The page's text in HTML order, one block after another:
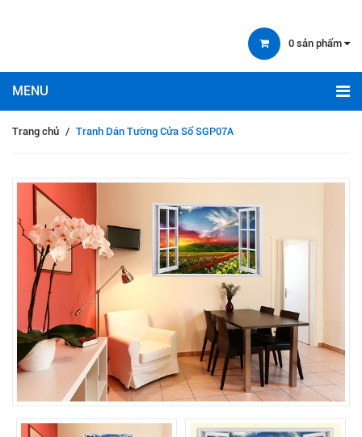
0 sản phẩm
Trang chủ / Tranh Dán Tường Cửa Sổ SGP07A